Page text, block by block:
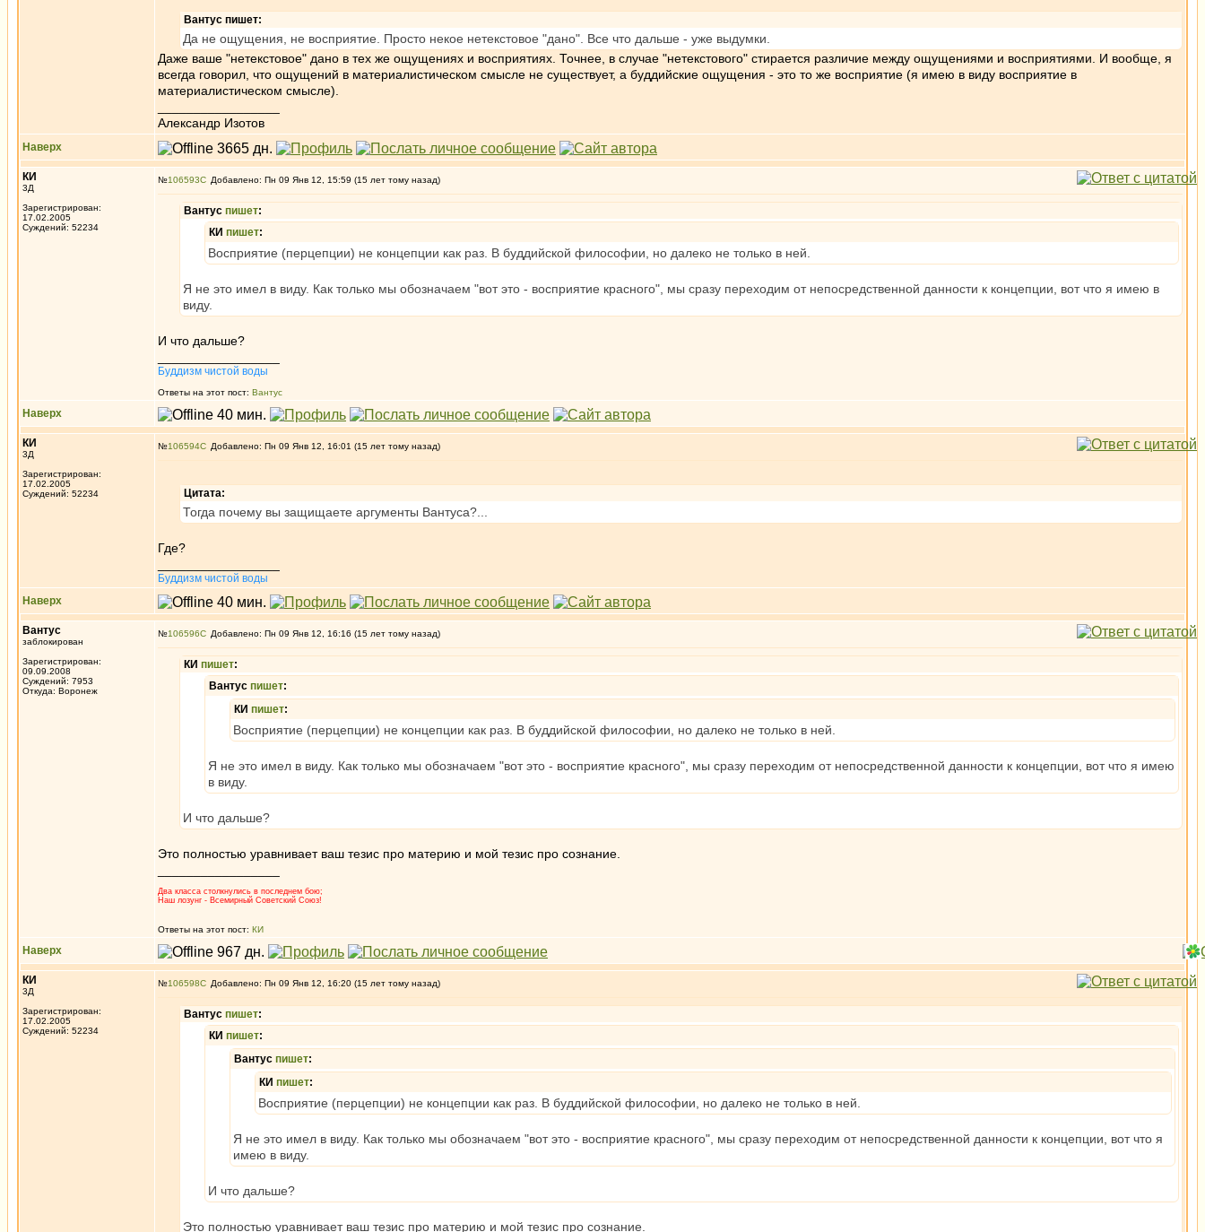
Вантус пишет:
Да не ощущения, не восприятие. Просто некое нетекстовое "дано". Все что дальше - уже выдумки.
Даже ваше "нетекстовое" дано в тех же ощущениях и восприятиях. Точнее, в случае "нетекстового" стирается различие между ощущениями и восприятиями. И вообще, я
всегда говорил, что ощущений в материалистическом смысле не существует, а буддийские ощущения - это то же восприятие (я имею в виду восприятие в
материалистическом смысле).
Александр Изотов
Наверх
КИ
3Д
Зарегистрирован:
17.02.2005
Суждений: 52234
№106593 Добавлено: Пн 09 Янв 12, 15:59 (15 лет тому назад)
Вантус пишет:
КИ пишет:
Восприятие (перцепции) не концепции как раз. В буддийской философии, но далеко не только в ней.
Я не это имел в виду. Как только мы обозначаем "вот это - восприятие красного", мы сразу переходим от непосредственной данности к концепции, вот что я имею в
виду.
И что дальше?
Буддизм чистой воды
Ответы на этот пост: Вантус
Наверх
КИ
3Д
Зарегистрирован:
17.02.2005
Суждений: 52234
№106594 Добавлено: Пн 09 Янв 12, 16:01 (15 лет тому назад)
Цитата:
Тогда почему вы защищаете аргументы Вантуса?...
Где?
Буддизм чистой воды
Наверх
Вантус
заблокирован
Зарегистрирован:
09.09.2008
Суждений: 7953
Откуда: Воронеж
№106596 Добавлено: Пн 09 Янв 12, 16:16 (15 лет тому назад)
КИ пишет:
Вантус пишет:
КИ пишет:
Восприятие (перцепции) не концепции как раз. В буддийской философии, но далеко не только в ней.
Я не это имел в виду. Как только мы обозначаем "вот это - восприятие красного", мы сразу переходим от непосредственной данности к концепции, вот что я имею
в виду.
И что дальше?
Это полностью уравнивает ваш тезис про материю и мой тезис про сознание.
Два класса столкнулись в последнем бою;
Наш лозунг - Всемирный Советский Союз!
Ответы на этот пост: КИ
Наверх
КИ
3Д
Зарегистрирован:
17.02.2005
Суждений: 52234
№106598 Добавлено: Пн 09 Янв 12, 16:20 (15 лет тому назад)
Вантус пишет:
КИ пишет:
Вантус пишет:
КИ пишет:
Восприятие (перцепции) не концепции как раз. В буддийской философии, но далеко не только в ней.
Я не это имел в виду. Как только мы обозначаем "вот это - восприятие красного", мы сразу переходим от непосредственной данности к концепции, вот что я
имею в виду.
И что дальше?
Это полностью уравнивает ваш тезис про материю и мой тезис про сознание.